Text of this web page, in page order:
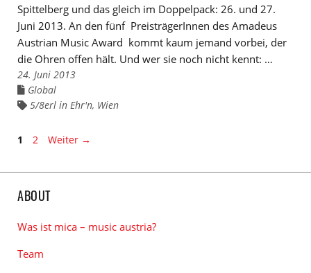
Spittelberg und das gleich im Doppelpack: 26. und 27.
Juni 2013. An den fünf PreisträgerInnen des Amadeus
Austrian Music Award kommt kaum jemand vorbei, der
die Ohren offen hält. Und wer sie noch nicht kennt: …
24. Juni 2013
Links
den
Global
Links
5/8erl in Ehr'n, Wien
Seite
1 Seite
2 Weiter →
ABOUT
Was ist mica – music austria?
Team